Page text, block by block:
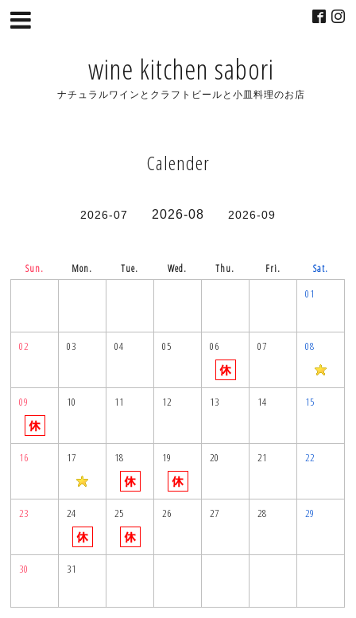
wine kitchen sabori
ナチュラルワインとクラフトビールと小皿料理のお店
Calender
2026-07 2026-08 2026-09
Sun. Mon. Tue. Wed. Thu. Fri. Sat.
01
02 03 04 05 06 07 08
09 10 11 12 13 14 15
16 17 18 19 20 21 22
23 24 25 26 27 28 29
30 31